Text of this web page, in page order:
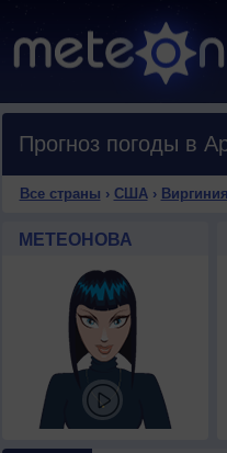
Прогноз погоды в
Все страны › США› Виргиния
МЕТЕОНОВА